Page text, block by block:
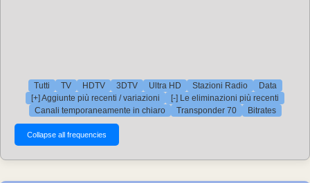
Tutti TV HDTV 3DTV Ultra HD Stazioni Radio
Data
[+] Aggiunte più recenti / variazioni
[-] Le eliminazioni più recenti
Canali temporaneamente in chiaro
Transponder 70 Bitrates